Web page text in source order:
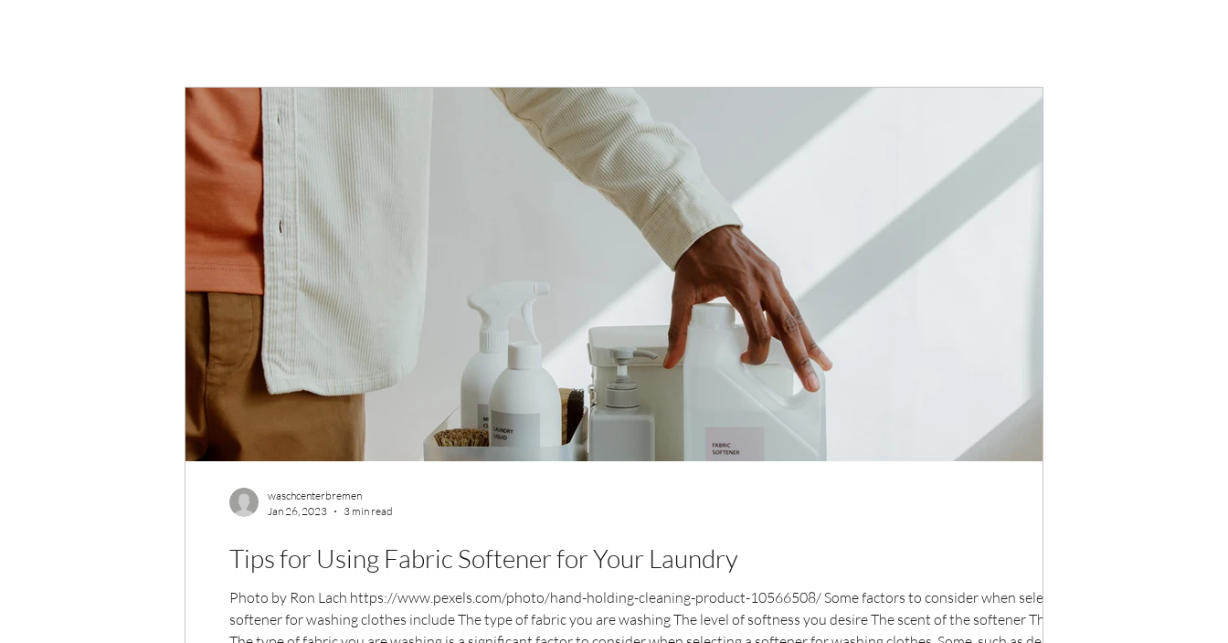
Tips for Using Fabric Softener for Your Laundry
Photo by Ron Lach https://www.pexels.com/photo/hand-holding-cleaning-product-10566508/ Some factors to consider when selecting a
softener for washing clothes include The type of fabric you are washing The level of softness you desire The scent of the softener The price
waschcenterbremen
Jan 26, 2023
3 min read